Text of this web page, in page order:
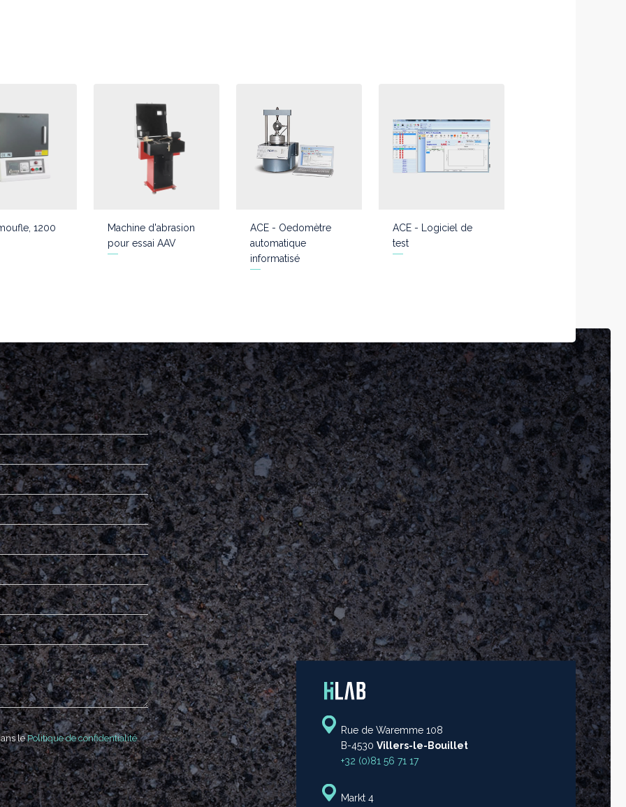
1200
Machine d'abrasion
pour essai AAV
ACE - Oedomètre
automatique
informatisé
ACE - Logiciel de
test
lePolitique de confidentialité.
Rue de Waremme 108
B-4530 Villers-le-Bouillet
+32 (0)81 56 71 17
Markt 4